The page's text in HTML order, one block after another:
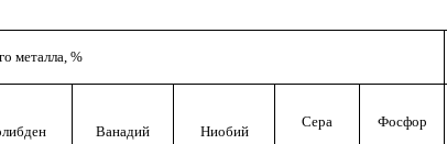
металла, %
Ванадий Ниобий
Сера Фосфор